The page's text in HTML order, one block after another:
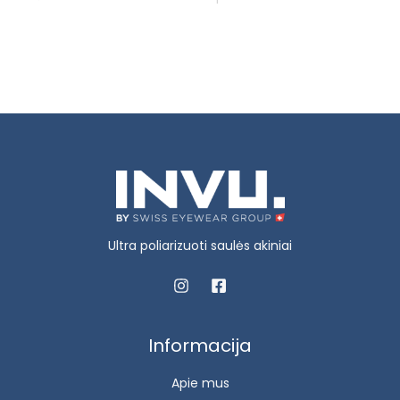
Ultra poliarizuoti saulės akiniai
Informacija
Apie mus